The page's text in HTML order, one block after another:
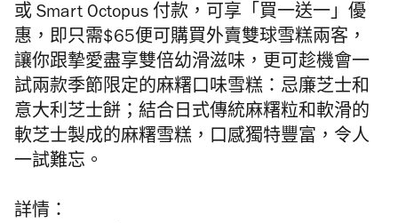
或 Smart Octopus 付款，可享「買一送一」優
惠，即只需$65便可購買外賣雙球雪糕兩客，
讓你跟摯愛盡享雙倍幼滑滋味，更可趁機會一
試兩款季節限定的麻糬口味雪糕：忌廉芝士和
意大利芝士餅；結合日式傳統麻糬粒和軟滑的
軟芝士製成的麻糬雪糕，口感獨特豐富，令人
一試難忘。
詳情：